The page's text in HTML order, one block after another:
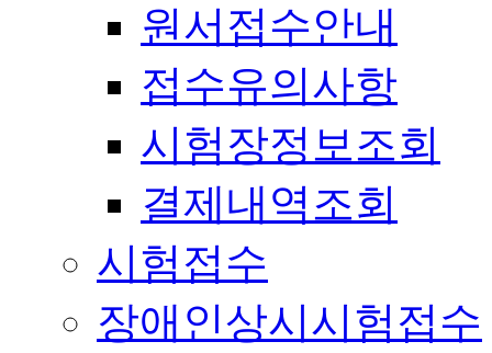
원서접수안내
접수유의사항
시험장정보조회
결제내역조회
시험접수
장애인상시시험접수